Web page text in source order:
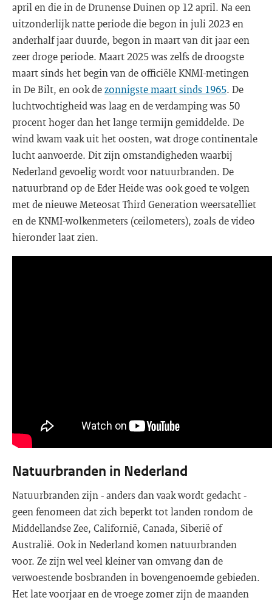
april en die in de Drunense Duinen op 12 april. Na een
uitzonderlijk natte periode die begon in juli 2023 en
anderhalf jaar duurde, begon in maart van dit jaar een
zeer droge periode. Maart 2025 was zelfs de droogste
maart sinds het begin van de officiële KNMI-metingen
in De Bilt, en ook dezonnigste maart sinds 1965. De
luchtvochtigheid was laag en de verdamping was 50
procent hoger dan het lange termijn gemiddelde. De
wind kwam vaak uit het oosten, wat droge continentale
lucht aanvoerde. Dit zijn omstandigheden waarbij
Nederland gevoelig wordt voor natuurbranden. De
natuurbrand op de Eder Heide was ook goed te volgen
met de nieuwe Meteosat Third Generation weersatelliet
en de KNMI-wolkenmeters (ceilometers), zoals de video
hieronder laat zien.
Natuurbranden in Nederland
Natuurbranden zijn - anders dan vaak wordt gedacht -
geen fenomeen dat zich beperkt tot landen rondom de
Middellandse Zee, Californië, Canada, Siberië of
Australië. Ook in Nederland komen natuurbranden
voor. Ze zijn wel veel kleiner van omvang dan de
verwoestende bosbranden in bovengenoemde gebieden.
Het late voorjaar en de vroege zomer zijn de maanden